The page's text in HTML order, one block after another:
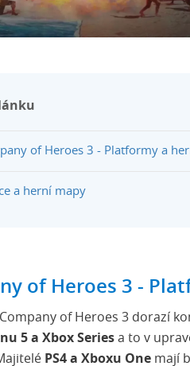
of Heroes 3 - Platformy a
a herní mapy
of Heroes 3 -
of Heroes 3 dorazí
5 a Xbox Series a to v
PS4 a Xboxu One mají